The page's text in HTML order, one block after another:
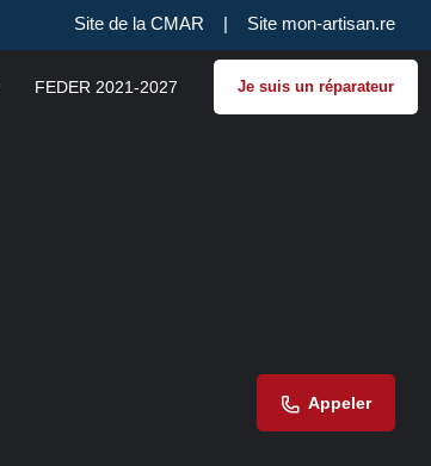
Site de la CMAR | Site mon-artisan.re
FEDER 2021-2027 Je suis un réparateur
Appeler